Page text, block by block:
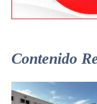
Contenido